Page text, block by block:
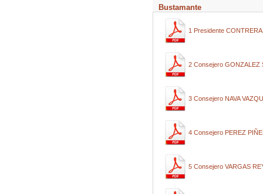
Bustamante
1 Presidente
2 Consejero GONZALEZ
3 Consejero NAVA
4 Consejero PEREZ
5 Consejero VARGAS